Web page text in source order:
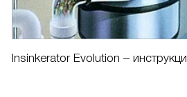
Insinkerator Evolution –